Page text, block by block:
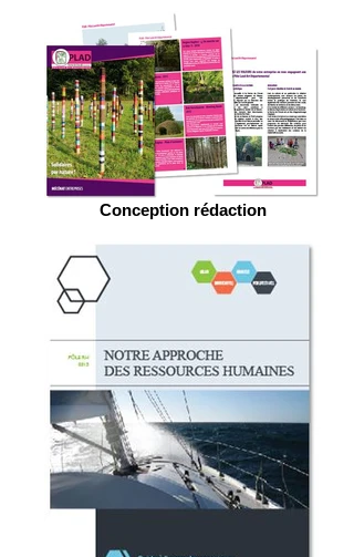
Conception rédaction